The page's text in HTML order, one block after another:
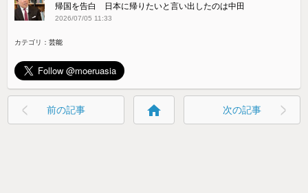
帰国を告白 日本に帰りたいと言い出したのは中田
2026/07/05 11:33
カテゴリ：芸能
前の記事 home 次の記事